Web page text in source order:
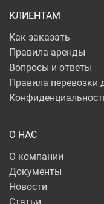
КЛИЕНТАМ
Как заказать
Правила аренды
Вопросы и ответы
Правила перевозки
О НАС
О компании
Документы
Новости